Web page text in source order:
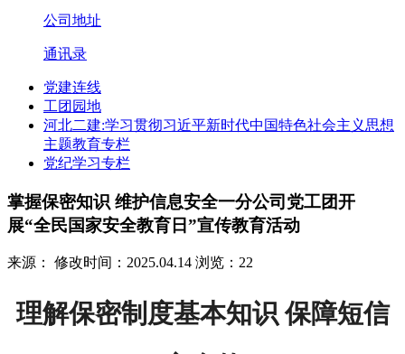
公司地址
通讯录
党建连线
工团园地
河北二建:学习贯彻习近平新时代中国特色社会主义思想
主题教育专栏
党纪学习专栏
掌握保密知识 维护信息安全一分公司党工团开
展“全民国家安全教育日”宣传教育活动
来源： 修改时间：2025.04.14 浏览：22
理解保密制度基本知识 保障短信